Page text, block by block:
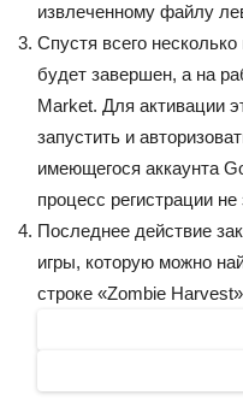
извлеченному файлу
Спустя всего
будет завершен, а на
Market. Для активации
запустить и
имеющегося аккаунта
процесс регистрации
Последнее действие
игры, которую можно
строке «Zombie